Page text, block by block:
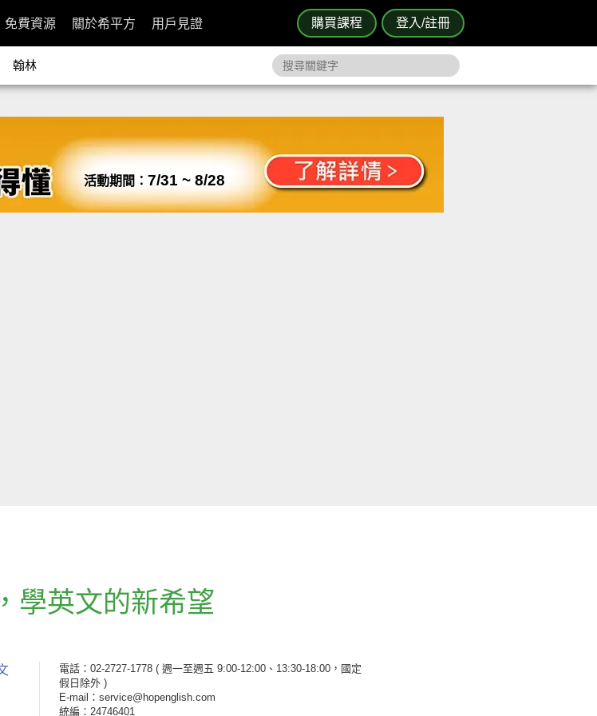
購買課程 登入/註冊
免費資源 關於希平方 用戶見證
翰林
活動期間： 7/31 ~ 8/28
， 學英文的新希望
電話：02-2727-1778 ( 週一至週五 9:00-12:00、13:30-18:00，國定
假日除外 )
E-mail：service@hopenglish.com
統編：24746401